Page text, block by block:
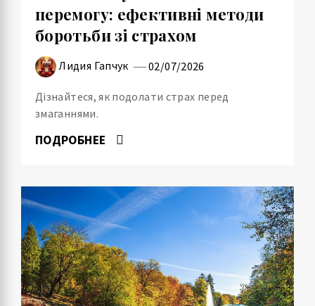
перемогу: ефективні методи
боротьби зі страхом
Лидия Гапчук 02/07/2026
Дізнайтеся, як подолати страх перед
змаганнями.
ПОДРОБНЕЕ